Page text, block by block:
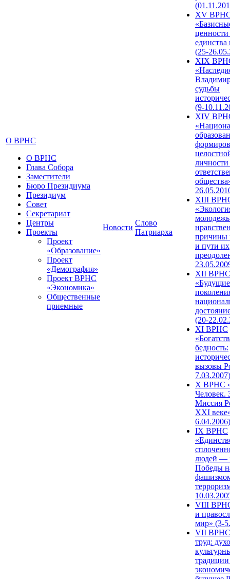
О ВРНС
О ВРНС
Глава Собора
Заместители
Бюро Президиума
Президиум
Совет
Секретариат
Центры
Проекты
Проект
«Образование»
Проект
«Демография»
Проект ВРНС
«Экономика»
Общественные
приемные
Новости
Слово
Патриарха
XV
единства
(25-
XIX
судьбы
(9-
XIV
XIII
причины
и пути их
XII ВРНС
«Будущие
(20-
XI ВРНС
бедность:
вызовы
7.03.2007)
X ВРНС
Человек.
Миссия
XXI
6.04.2006)
IX ВРНС
людей —
Победы
VIII
и
мир» (3-
VII ВРНС
труд: